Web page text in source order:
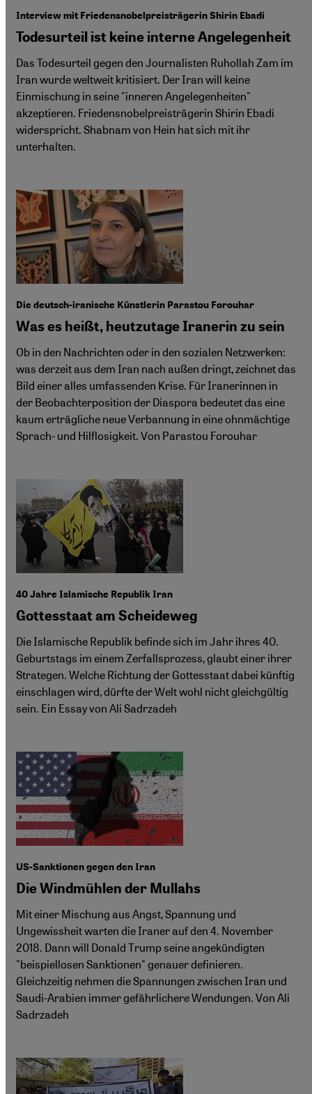
Interview mit Friedensnobelpreisträgerin Shirin Ebadi
Todesurteil ist keine interne Angelegenheit
Das Todesurteil gegen den Journalisten Ruhollah Zam im
Iran wurde weltweit kritisiert. Der Iran will keine
Einmischung in seine "inneren Angelegenheiten"
akzeptieren. Friedensnobelpreisträgerin Shirin Ebadi
widerspricht. Shabnam von Hein hat sich mit ihr
unterhalten.
Die deutsch-iranische Künstlerin Parastou Forouhar
Was es heißt, heutzutage Iranerin zu sein
Ob in den Nachrichten oder in den sozialen Netzwerken:
was derzeit aus dem Iran nach außen dringt, zeichnet das
Bild einer alles umfassenden Krise. Für Iranerinnen in
der Beobachterposition der Diaspora bedeutet das eine
kaum erträgliche neue Verbannung in eine ohnmächtige
Sprach- und Hilflosigkeit. Von Parastou Forouhar
40 Jahre Islamische Republik Iran
Gottesstaat am Scheideweg
Die Islamische Republik befinde sich im Jahr ihres 40.
Geburtstags im einem Zerfallsprozess, glaubt einer ihrer
Strategen. Welche Richtung der Gottesstaat dabei künftig
einschlagen wird, dürfte der Welt wohl nicht gleichgültig
sein. Ein Essay von Ali Sadrzadeh
US-Sanktionen gegen den Iran
Die Windmühlen der Mullahs
Mit einer Mischung aus Angst, Spannung und
Ungewissheit warten die Iraner auf den 4. November
2018. Dann will Donald Trump seine angekündigten
"beispiellosen Sanktionen" genauer definieren.
Gleichzeitig nehmen die Spannungen zwischen Iran und
Saudi-Arabien immer gefährlichere Wendungen. Von Ali
Sadrzadeh